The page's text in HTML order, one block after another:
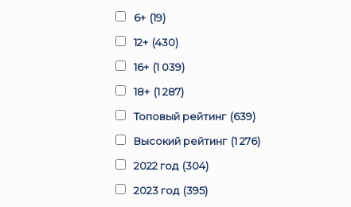
6+ (19)
12+ (430)
16+ (1 039)
18+ (1 287)
Топовый рейтинг (639)
Высокий рейтинг (1 276)
2022 год (304)
2023 год (395)